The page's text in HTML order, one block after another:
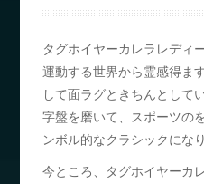
タグホイヤーカレラレディ
運動する世界から霊感得ま
して面ラグときちんとして
字盤を磨いて、スポーツの
ンボル的なクラシックになり
今ところ、タグホイヤーカ